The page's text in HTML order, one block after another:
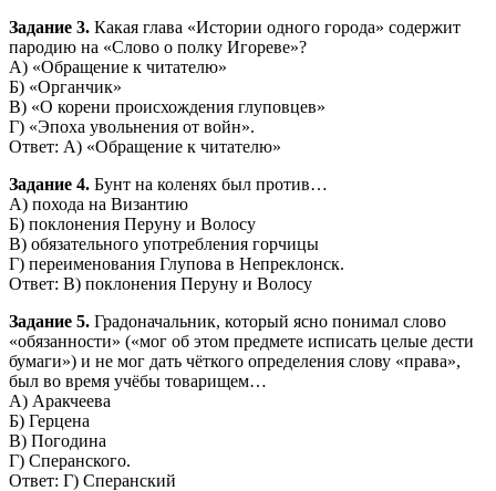
Задание 3. Какая глава «Истории одного города» содержит
пародию на «Слово о полку Игореве»?
А) «Обращение к читателю»
Б) «Органчик»
В) «О корени происхождения глуповцев»
Г) «Эпоха увольнения от войн».
Ответ: А) «Обращение к читателю»
Задание 4. Бунт на коленях был против…
А) похода на Византию
Б) поклонения Перуну и Волосу
В) обязательного употребления горчицы
Г) переименования Глупова в Непреклонск.
Ответ: В) поклонения Перуну и Волосу
Задание 5. Градоначальник, который ясно понимал слово
«обязанности» («мог об этом предмете исписать целые дести
бумаги») и не мог дать чёткого определения слову «права»,
был во время учёбы товарищем…
А) Аракчеева
Б) Герцена
В) Погодина
Г) Сперанского.
Ответ: Г) Сперанский